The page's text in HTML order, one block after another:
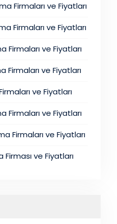
Firmaları ve Fiyatları
Firmaları ve Fiyatları
Firmaları ve Fiyatları
Firmaları ve Fiyatları
ve Fiyatları
Firmaları ve Fiyatları
Firmaları ve Fiyatları
Firması ve Fiyatları